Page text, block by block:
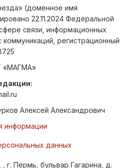
(доменное имя
22.11.2024 Федеральной
связи, информационных
коммуникаций, регистрационный
«МАГМА»
Алексей Александрович
информации
данных
г. Пермь, бульвар Гагарина, д.